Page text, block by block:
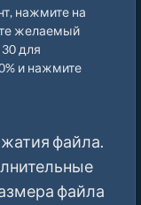
нажмите на
желаемый
для
и нажмите
файла.
файла